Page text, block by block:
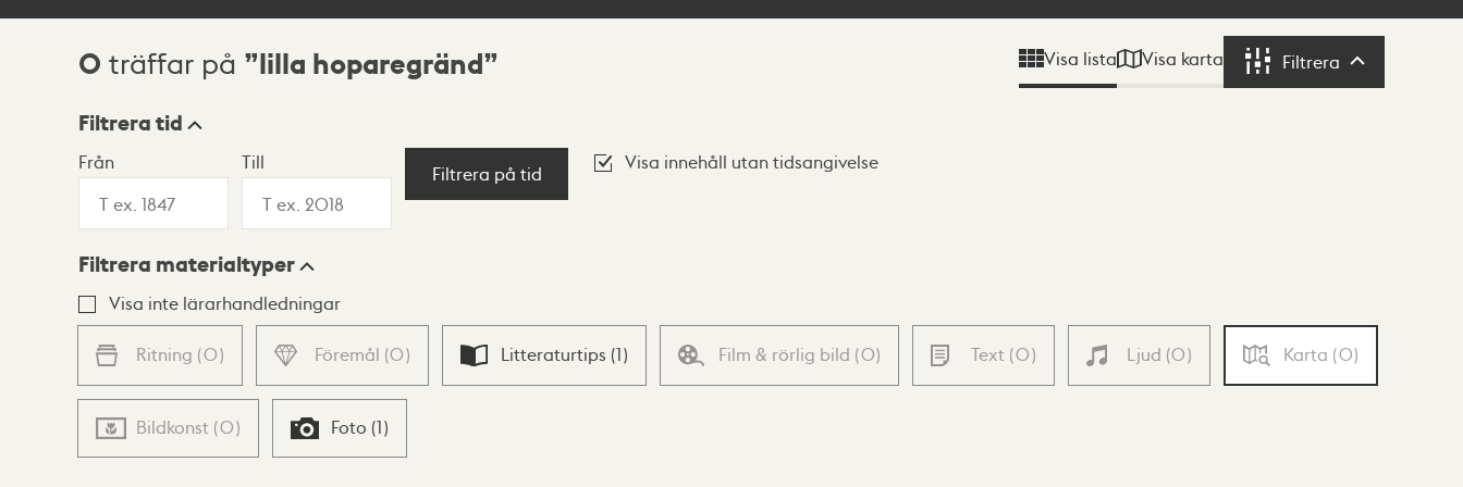
Sökresultat
0 träffar på lilla hoparegränd Visa lista Visa karta Filtrera Filtrera
Visningsläge
Lista Karta
Filtrera tid
Från Till
Filtrera på tid
Visa innehåll utan tidsangivelse
Filtrera materialtyper
Visa inte lärarhandledningar
Ritning (0) Föremål (0) Litteraturtips (1) Film & rörlig bild (0) Text (0) Ljud (0) Karta (0)
Bildkonst (0) Foto (1)